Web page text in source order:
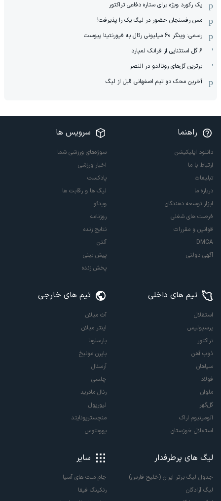
یک رکورد ویژه برای ستاره دفاعی تراکتور
مس رفسنجان حضور در لیگ یک را پذیرفت!
رسمی: وینگر 60 میلیونی رئال به فیورنتینا پیوست
6 گل استثنایی از فرانک لمپارد
برترین گل‌های رونالدو در النصر
آخرین محک دو تیم اصفهانی قبل از لیگ
راهنما
دانلود اپلیکیشن
ارتباط با ما
تبلیغات
درباره ما
ابزار توسعه دهندگان
فرصت های شغلی
قوانین و مقررات
DMCA
آگهی دولتی
سرویس ها
سوژه‌های ورزشی شما
اخبار ورزشی
پادکست
لیگ ها و رقابت ها
ویدئو
روزنامه
نتایج زنده
آنتن
پیش بینی
پخش زنده
تیم های داخلی
استقلال
پرسپولیس
تراکتور
ذوب آهن
سپاهان
فولاد
ملوان
گل‌گهر
آلومینیوم اراک
استقلال خوزستان
تیم های خارجی
آث میلان
اینتر میلان
بارسلونا
بایرن مونیخ
آرسنال
چلسی
رئال مادرید
لیورپول
منچستریونایتد
یوونتوس
لیگ های پرطرفدار
جدول لیگ برتر ایران (خلیج فارس)
لیگ آزادگان
سایر
جام ملت های آسیا
رنکینگ فیفا